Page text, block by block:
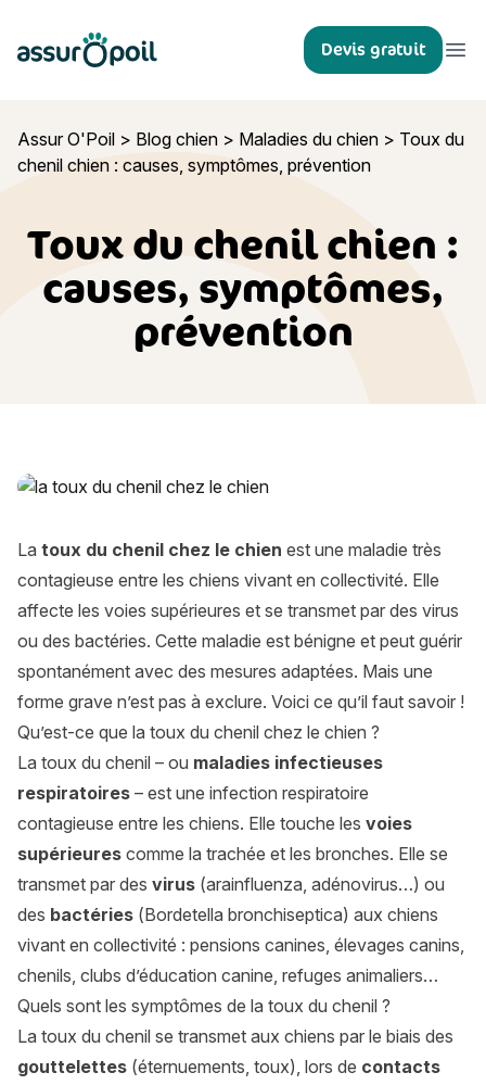
Assur O'Poil Devis gratuit
Assur O'Poil > Blog chien > Maladies du chien > Toux du
chenil chien : causes, symptômes, prévention
Toux du chenil chien :
causes, symptômes,
prévention
Toux du chenil chien : causes, symptômes, prévention
La toux du chenil chez le chien est une maladie très
contagieuse entre les chiens vivant en collectivité. Elle
affecte les voies supérieures et se transmet par des virus
ou des bactéries. Cette maladie est bénigne et peut guérir
spontanément avec des mesures adaptées. Mais une
forme grave n’est pas à exclure. Voici ce qu’il faut savoir !
Qu’est-ce que la toux du chenil chez le chien ?
La toux du chenil – ou maladies infectieuses
respiratoires – est une infection respiratoire
contagieuse entre les chiens. Elle touche les voies
supérieures comme la trachée et les bronches. Elle se
transmet par des virus (arainfluenza, adénovirus…) ou
des bactéries (Bordetella bronchiseptica) aux chiens
vivant en collectivité : pensions canines, élevages canins,
chenils, clubs d’éducation canine, refuges animaliers…
Quels sont les symptômes de la toux du chenil ?
La toux du chenil se transmet aux chiens par le biais des
gouttelettes (éternuements, toux), lors de contacts